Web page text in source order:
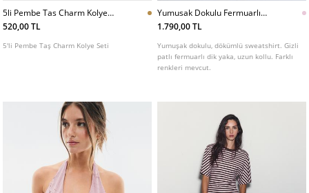
5li Pembe Tas Charm Kolye
Seti
520,00 TL
5'li Pembe Taş Charm Kolye Seti
Yumusak Dokulu Fermuarlı
Sweatshirt
1.790,00 TL
Yumuşak dokulu, dökümlü sweatshirt. Gizli
patlı fermuarlı dik yaka, uzun kollu. Farklı
renkleri mevcut.